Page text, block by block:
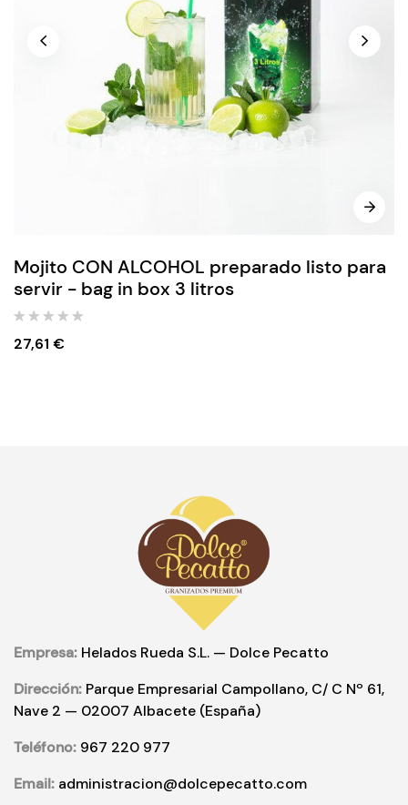
Mojito CON ALCOHOL preparado listo para
servir - bag in box 3 litros
27,61 €
Empresa: Helados Rueda S.L. — Dolce Pecatto
Dirección: Parque Empresarial Campollano, C/ C Nº 61,
Nave 2 — 02007 Albacete (España)
Teléfono: 967 220 977
Email: administracion@dolcepecatto.com